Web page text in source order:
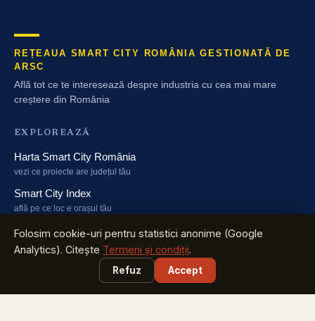
Folosim cookie-uri pentru statistici anonime (Google
Analytics). Citește Termeni și condiții.
Refuz Accept
REȚEAUA SMART CITY ROMÂNIA GESTIONATĂ DE
ARSC
Află tot ce te interesează despre industria cu cea mai mare
creștere din România
EXPLOREAZĂ
Harta Smart City România
vezi ce proiecte are județul tău
Smart City Index
află pe ce loc e orașul tău
Harta Energiei
cine investește în energie și unde
Smart City Marketplace
soluții testate + licitațiile zilei